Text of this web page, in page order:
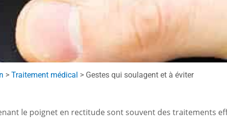
> Traitement médical > Gestes qui soulagent et à éviter
le poignet en rectitude sont souvent des traitements